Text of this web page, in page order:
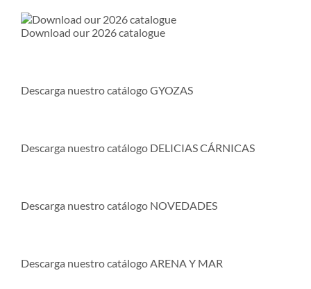
Download our 2026 catalogue
Descarga nuestro catálogo GYOZAS
Descarga nuestro catálogo DELICIAS CÁRNICAS
Descarga nuestro catálogo NOVEDADES
Descarga nuestro catálogo ARENA Y MAR